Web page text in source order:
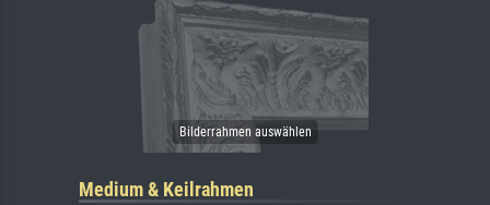
Medium & Keilrahmen